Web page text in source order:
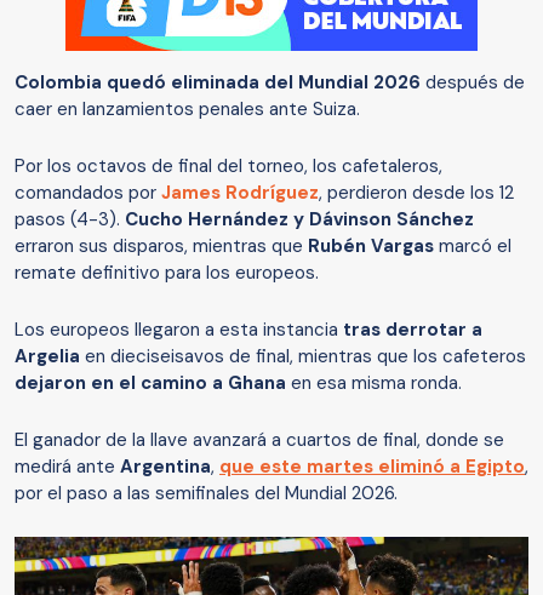
Colombia quedó eliminada del Mundial 2026 después de
caer en lanzamientos penales ante Suiza.
Por los octavos de final del torneo, los cafetaleros,
comandados por James Rodríguez, perdieron desde los 12
pasos (4-3). Cucho Hernández y Dávinson Sánchez
erraron sus disparos, mientras que Rubén Vargas marcó el
remate definitivo para los europeos.
Los europeos llegaron a esta instancia tras derrotar a
Argelia en dieciseisavos de final, mientras que los cafeteros
dejaron en el camino a Ghana en esa misma ronda.
El ganador de la llave avanzará a cuartos de final, donde se
medirá ante Argentina, que este martes eliminó a Egipto,
por el paso a las semifinales del Mundial 2026.